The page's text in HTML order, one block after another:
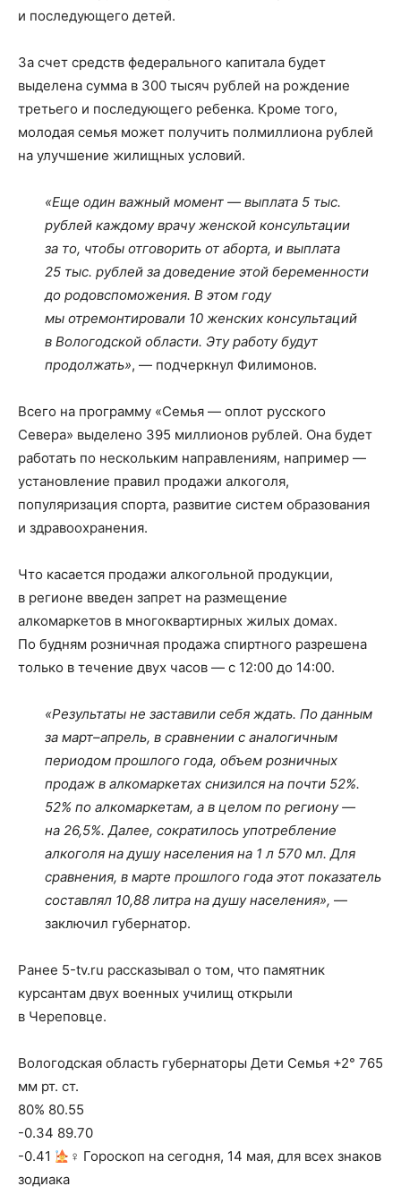
и последующего детей.
За счет средств федерального капитала будет
выделена сумма в 300 тысяч рублей на рождение
третьего и последующего ребенка. Кроме того,
молодая семья может получить полмиллиона рублей
на улучшение жилищных условий.
«Еще один важный момент — выплата 5 тыс.
рублей каждому врачу женской консультации
за то, чтобы отговорить от аборта, и выплата
25 тыс. рублей за доведение этой беременности
до родовспоможения. В этом году
мы отремонтировали 10 женских консультаций
в Вологодской области. Эту работу будут
продолжать», — подчеркнул Филимонов.
Всего на программу «Семья — оплот русского
Севера» выделено 395 миллионов рублей. Она будет
работать по нескольким направлениям, например —
установление правил продажи алкоголя,
популяризация спорта, развитие систем образования
и здравоохранения.
Что касается продажи алкогольной продукции,
в регионе введен запрет на размещение
алкомаркетов в многоквартирных жилых домах.
По будням розничная продажа спиртного разрешена
только в течение двух часов — с 12:00 до 14:00.
«Результаты не заставили себя ждать. По данным
за март–апрель, в сравнении с аналогичным
периодом прошлого года, объем розничных
продаж в алкомаркетах снизился на почти 52%.
52% по алкомаркетам, а в целом по региону —
на 26,5%. Далее, сократилось употребление
алкоголя на душу населения на 1 л 570 мл. Для
сравнения, в марте прошлого года этот показатель
составлял 10,88 литра на душу населения», —
заключил губернатор.
Ранее 5-tv.ru рассказывал о том, что памятник
курсантам двух военных училищ открыли
в Череповце.
Вологодская область губернаторы Дети Семья +2° 765
мм рт. ст.
80% 80.55
-0.34 89.70
-0.41
‍♀ Гороскоп на сегодня, 14 мая, для всех знаков
зодиака